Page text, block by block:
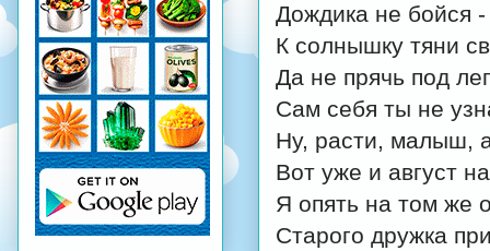
Дождика не бойся -
К солнышку тяни
Да не прячь под
Сам себя ты не
Ну, расти, малыш,
Вот уже и август
Я опять на том же
Старого дружка